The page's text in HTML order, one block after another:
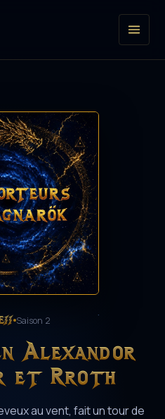
Saison 2
Alexandor
et Rroth
au vent, fait un tour de